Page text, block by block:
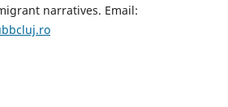
narratives. Email: